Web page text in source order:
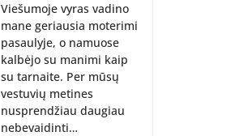
Viešumoje vyras vadino
mane geriausia moterimi
pasaulyje, o namuose
kalbėjo su manimi kaip
su tarnaite. Per mūsų
vestuvių metines
nusprendžiau daugiau
nebevaidinti…